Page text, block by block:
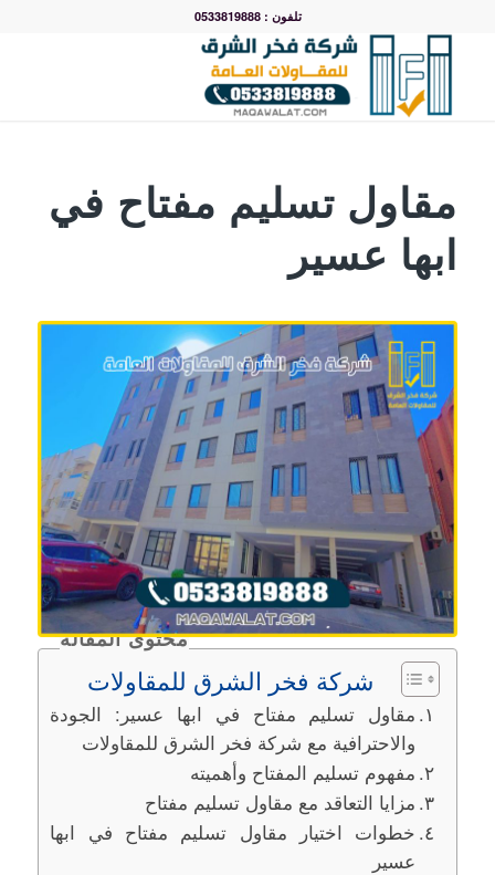
تلفون : 0533819888
مقاول تسليم مفتاح في
ابها عسير
محتوى المقالة
شركة فخر الشرق للمقاولات
مقاول تسليم مفتاح في ابها عسير: الجودة
والاحترافية مع شركة فخر الشرق للمقاولات
مفهوم تسليم المفتاح وأهميته
مزايا التعاقد مع مقاول تسليم مفتاح
خطوات اختيار مقاول تسليم مفتاح في ابها
عسير